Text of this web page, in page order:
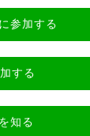
参加する
する
知る